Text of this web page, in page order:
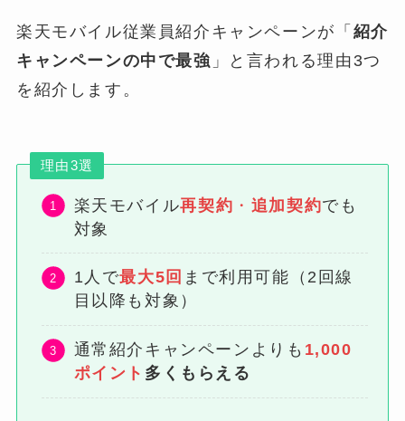
楽天モバイル従業員紹介キャンペーンが「 紹介
キャンペーンの中で最強 」と言われる理由3つ
を紹介します。
理由3選
楽天モバイル再契約 ・ 追加契約でも
対象
1人で最大5回 まで利用可能（2回線
目以降も対象）
通常紹介キャンペーンよりも 1,000
ポイント 多くもらえる